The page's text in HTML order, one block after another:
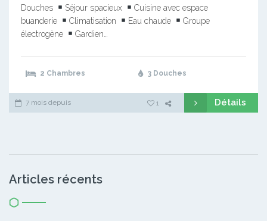
Douches
Séjour spacieux
Cuisine avec espace
buanderie
Climatisation Eau chaude
Groupe
électrogène
Gardien…
2 Chambres 3 Douches
7 mois depuis 1 Détails
Articles récents